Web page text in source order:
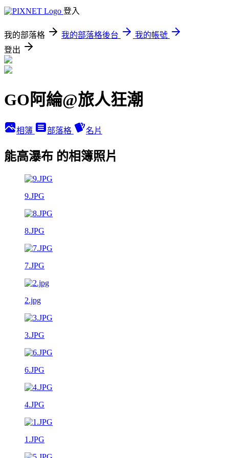
登入
我的部落格 我的部落格後台
我的帳號
登出
GO阿綸@旅人狂潮
相簿 部落格 名片
能高瀑布 的相簿照片
9.JPG
8.JPG
7.JPG
2.jpg
3.JPG
6.JPG
4.JPG
1.JPG